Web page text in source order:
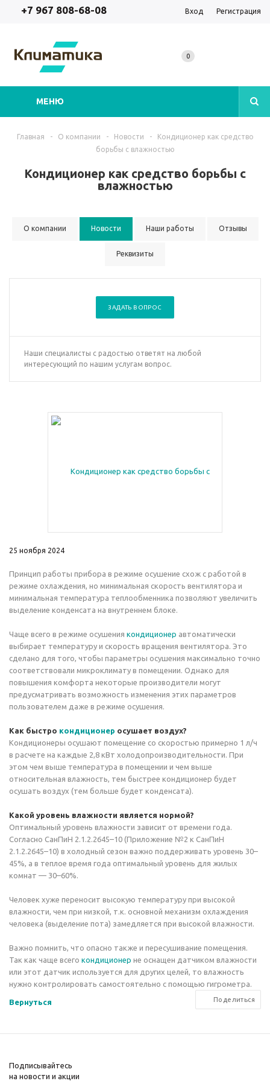
+7 967 808-68-08 Вход Регистрация
МЕНЮ
0
Главная - О компании - Новости -
Кондиционер как средство
борьбы с влажностью
Кондиционер как средство борьбы с
влажностью
О компании Новости Наши работы Отзывы
Реквизиты
ЗАДАТЬ ВОПРОС
Наши специалисты с радостью ответят на любой
интересующий по нашим услугам вопрос.
25 ноября 2024
Принцип работы прибора в режиме осушение схож с работой в
режиме охлаждения, но минимальная скорость вентилятора и
минимальная температура теплообменника позволяют увеличить
выделение конденсата на внутреннем блоке.
Чаще всего в режиме осушения кондиционер автоматически
выбирает температуру и скорость вращения вентилятора. Это
сделано для того, чтобы параметры осушения максимально точно
соответствовали микроклимату в помещении. Однако для
повышения комфорта некоторые производители могут
предусматривать возможность изменения этих параметров
пользователем даже в режиме осушения.
Как быстро кондиционер осушает воздух?
Кондиционеры осушают помещение со скоростью примерно 1 л/ч
в расчете на каждые 2,8 кВт холодопроизводительности. При
этом чем выше температура в помещении и чем выше
относительная влажность, тем быстрее кондиционер будет
осушать воздух (тем больше будет конденсата).
Какой уровень влажности является нормой?
Оптимальный уровень влажности зависит от времени года.
Согласно СанПиН 2.1.2.2645–10 (Приложение №2 к СанПиН
2.1.2.2645–10) в холодный сезон важно поддерживать уровень 30–
45%, а в теплое время года оптимальный уровень для жилых
комнат — 30–60%.
Человек хуже переносит высокую температуру при высокой
влажности, чем при низкой, т.к. основной механизм охлаждения
человека (выделение пота) замедляется при высокой влажности.
Важно помнить, что опасно также и пересушивание помещения.
Так как чаще всего кондиционер не оснащен датчиком влажности
или этот датчик используется для других целей, то влажность
нужно контролировать самостоятельно с помощью гигрометра.
Вернуться Поделиться
Подписывайтесь
на новости и акции